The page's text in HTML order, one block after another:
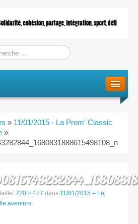
» 11/01/2015 - La Prom' Classic
»
720 × 477 dans 11/01/2015 – La
aventure